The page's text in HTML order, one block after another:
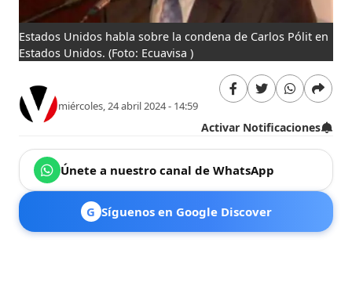
Estados Unidos habla sobre la condena de Carlos Pólit en
Estados Unidos.(Foto: Ecuavisa )
miércoles, 24 abril 2024 - 14:59
Activar Notificaciones
Únete a nuestro canal de WhatsApp
G Síguenos en Google Discover